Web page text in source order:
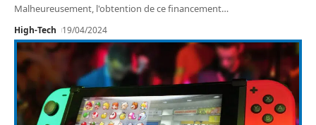
Malheureusement, l'obtention de ce financement…
High-Tech 19/04/2024